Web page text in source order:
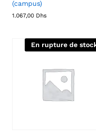
(campus)
1.067,00 Dhs
En rupture de